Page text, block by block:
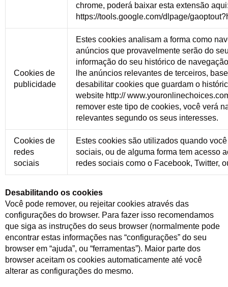
chrome, poderá baixar esta extensão
https://tools.google.com/dlpage/
Cookies de
publicidade
Estes cookies analisam a forma como
anúncios que provavelmente serão do
informação do seu histórico de
lhe anúncios relevantes de terceiros,
desabilitar cookies que guardam o
website http://
remover este tipo de cookies, você verá
relevantes segundo os seus interesses.
Cookies de
redes
sociais
Estes cookies são utilizados quando
sociais, ou de alguma forma tem acesso
redes sociais como o Facebook, Twitter,
Desabilitando os cookies
Você pode remover, ou rejeitar cookies através das
configurações do browser. Para fazer isso recomendamos
que siga as instruções do seus browser (normalmente pode
encontrar estas informações nas “configurações” do seu
browser em “ajuda”, ou “ferramentas”). Maior parte dos
browser aceitam os cookies automaticamente até você
alterar as configurações do mesmo.